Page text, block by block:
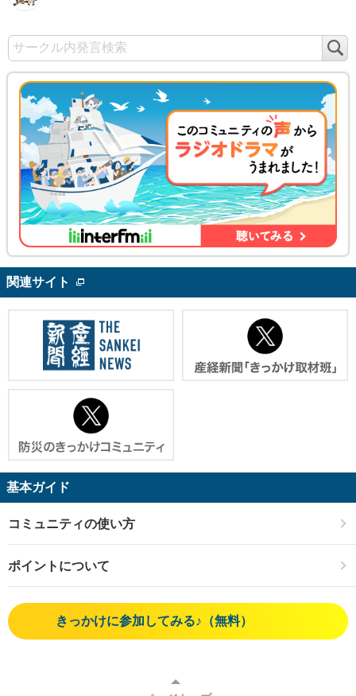
関連サイト
基本ガイド
コミュニティの使い方
ポイントについて
きっかけに参加してみる♪（無料）